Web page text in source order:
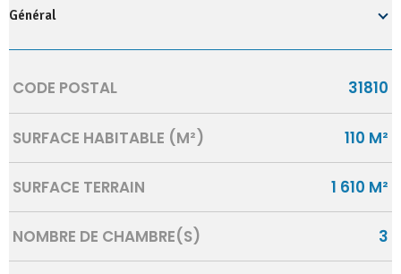
Général
Caractérisque
CODE POSTAL 31810
SURFACE HABITABLE (M²) 110 M²
SURFACE TERRAIN 1 610 M²
NOMBRE DE CHAMBRE(S) 3